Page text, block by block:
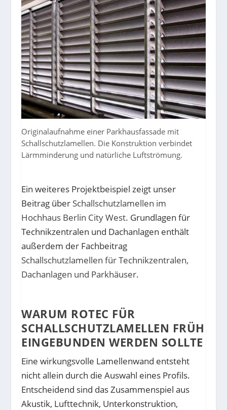
Originalaufnahme einer Parkhausfassade mit
Schallschutzlamellen. Die Konstruktion verbindet
Lärmminderung und natürliche Luftströmung.
Ein weiteres Projektbeispiel zeigt unser
Beitrag über Schallschutzlamellen im
Hochhaus Berlin City West. Grundlagen für
Technikzentralen und Dachanlagen enthält
außerdem der Fachbeitrag
Schallschutzlamellen für Technikzentralen,
Dachanlagen und Parkhäuser.
WARUM ROTEC FÜR
SCHALLSCHUTZLAMELLEN FRÜH
EINGEBUNDEN WERDEN SOLLTE
Eine wirkungsvolle Lamellenwand entsteht
nicht allein durch die Auswahl eines Profils.
Entscheidend sind das Zusammenspiel aus
Akustik, Lufttechnik, Unterkonstruktion,